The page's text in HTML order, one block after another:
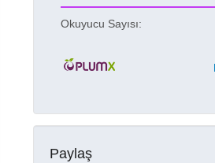
Okuyucu Sayısı:
Paylaş